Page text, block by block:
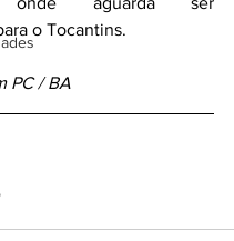
o Tocantins.
PC / BA